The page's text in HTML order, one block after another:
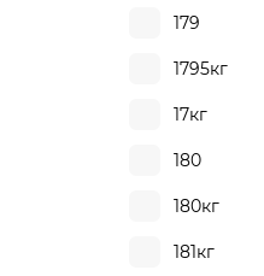
179
1795кг
17кг
180
180кг
181кг